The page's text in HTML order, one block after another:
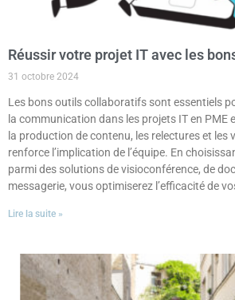
Réussir votre projet IT avec les
31 octobre 2024
Les bons outils collaboratifs sont essentiels
la communication dans les projets IT en
la production de contenu, les relectures et les
renforce l’implication de l’équipe. En
parmi des solutions de visioconférence, de
messagerie, vous optimiserez l’efficacité de
Lire la suite »